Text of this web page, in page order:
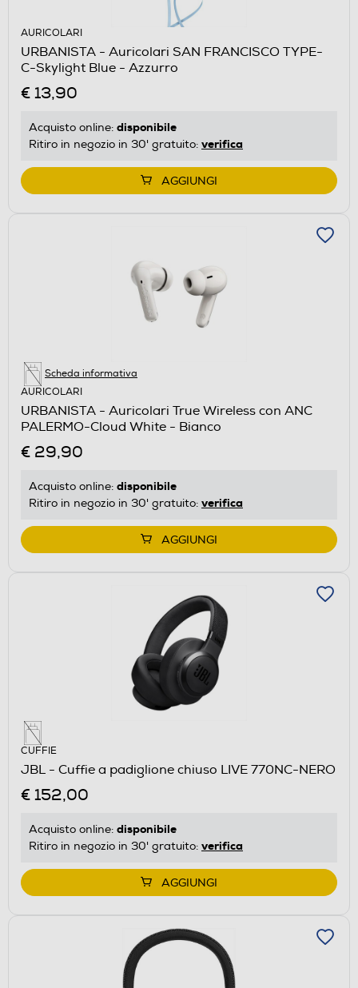
AURICOLARI
URBANISTA - Auricolari SAN FRANCISCO TYPE-
C-Skylight Blue - Azzurro
€ 13,90
Acquisto online: disponibile
Ritiro in negozio in 30' gratuito: verifica
AGGIUNGI
Scheda informativa
AURICOLARI
URBANISTA - Auricolari True Wireless con ANC
PALERMO-Cloud White - Bianco
€ 29,90
Acquisto online: disponibile
Ritiro in negozio in 30' gratuito: verifica
AGGIUNGI
CUFFIE
JBL - Cuffie a padiglione chiuso LIVE 770NC-NERO
€ 152,00
Acquisto online: disponibile
Ritiro in negozio in 30' gratuito: verifica
AGGIUNGI